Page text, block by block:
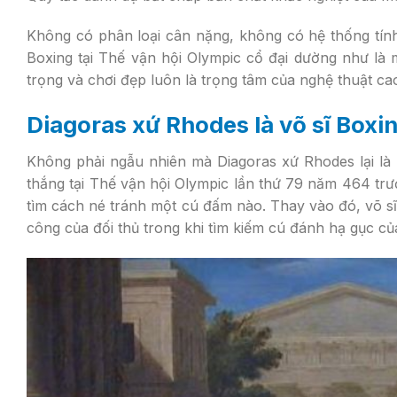
Không có phân loại cân nặng, không có hệ thống
Boxing tại Thế vận hội Olympic cổ đại dường như
trọng và chơi đẹp luôn là trọng tâm của nghệ thuật
Diagoras xứ Rhodes là võ sĩ
Không phải ngẫu nhiên mà Diagoras xứ Rhodes lại
thắng tại Thế vận hội Olympic lần thứ 79 năm 464
tìm cách né tránh một cú đấm nào. Thay vào đó, võ
công của đối thủ trong khi tìm kiếm cú đánh hạ gục